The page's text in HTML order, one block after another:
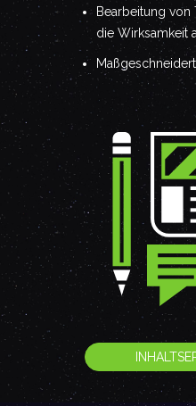
Bearbeitung
die Wirksamkeit